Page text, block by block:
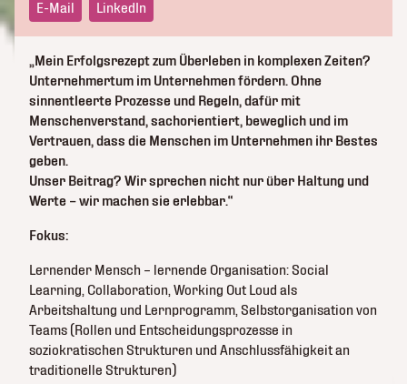
E-Mail LinkedIn
„Mein Erfolgsrezept zum Überleben in komplexen Zeiten?
Unternehmertum im Unternehmen fördern. Ohne
sinnentleerte Prozesse und Regeln, dafür mit
Menschenverstand, sachorientiert, beweglich und im
Vertrauen, dass die Menschen im Unternehmen ihr Bestes
geben.
Unser Beitrag? Wir sprechen nicht nur über Haltung und
Werte – wir machen sie erlebbar.“
Fokus:
Lernender Mensch – lernende Organisation: Social
Learning, Collaboration, Working Out Loud als
Arbeitshaltung und Lernprogramm, Selbstorganisation von
Teams (Rollen und Entscheidungsprozesse in
soziokratischen Strukturen und Anschlussfähigkeit an
traditionelle Strukturen)